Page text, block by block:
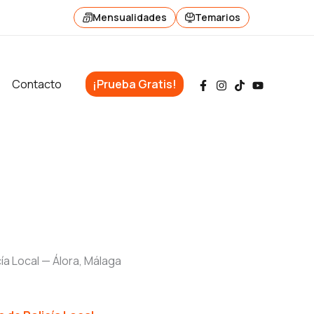
Mensualidades Temarios
Contacto ¡Prueba Gratis!
Local — Álora, Málaga